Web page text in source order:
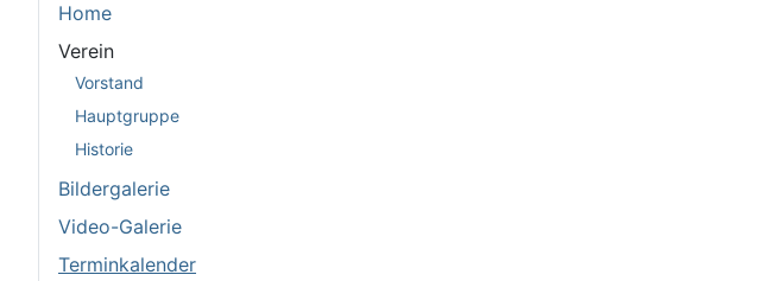
Home
Verein
Vorstand
Hauptgruppe
Historie
Bildergalerie
Video-Galerie
Terminkalender